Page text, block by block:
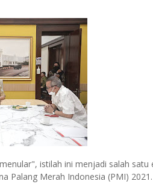
istilah ini menjadi salah
Palang Merah Indonesia (PMI) 2021.